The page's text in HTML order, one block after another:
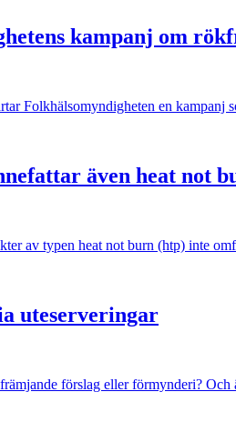
kampanj om
Folkhälsomyndigheten en
även heat not
av typen heat not burn (htp) inte
uteserveringar
förslag eller förmynderi?